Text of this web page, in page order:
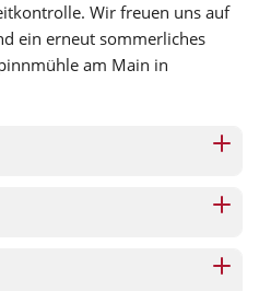
Wir freuen uns auf
ein erneut sommerliches
am Main in